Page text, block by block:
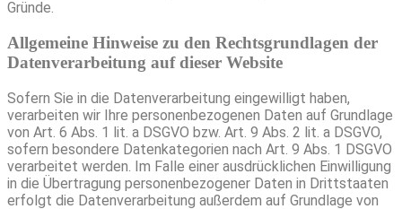
Gründe.
Allgemeine Hinweise zu den Rechtsgrundlagen der
Datenverarbeitung auf dieser Website
Sofern Sie in die Datenverarbeitung eingewilligt haben,
verarbeiten wir Ihre personenbezogenen Daten auf Grundlage
von Art. 6 Abs. 1 lit. a DSGVO bzw. Art. 9 Abs. 2 lit. a DSGVO,
sofern besondere Datenkategorien nach Art. 9 Abs. 1 DSGVO
verarbeitet werden. Im Falle einer ausdrücklichen Einwilligung
in die Übertragung personenbezogener Daten in Drittstaaten
erfolgt die Datenverarbeitung außerdem auf Grundlage von